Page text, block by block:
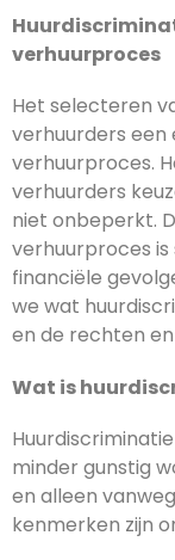
verhuurproces
Het selecteren
verhuurders een
verhuurproces.
verhuurders
niet onbeperkt.
verhuurproces
financiële
we wat
en de rechten
Wat is
minder gunstig
en alleen
kenmerken zijn